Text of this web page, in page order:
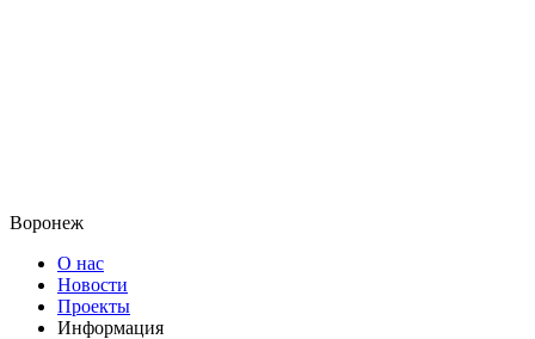
Воронеж
О нас
Новости
Проекты
Информация